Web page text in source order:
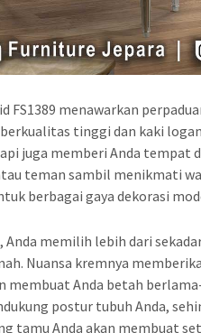
FS1389 menawarkan
tinggi dan kaki
juga memberi Anda tempat
teman sambil menikmati
berbagai gaya dekorasi
Anda memilih lebih dari
Nuansa kremnya
Anda betah
postur tubuh Anda,
tamu Anda akan membuat